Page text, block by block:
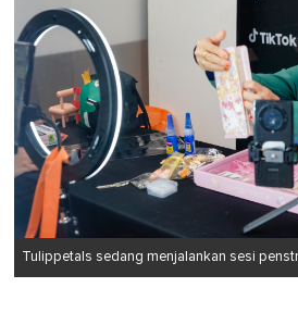
Tulippetals sedang menjalankan sesi